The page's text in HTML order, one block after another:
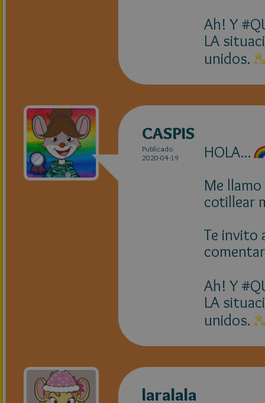
Ah! Y
LA
unidos.
CASPIS
Publicado
2020-04-19
HOLA...
Me
cotillear
Te invito
Ah! Y
LA
unidos.
laralala